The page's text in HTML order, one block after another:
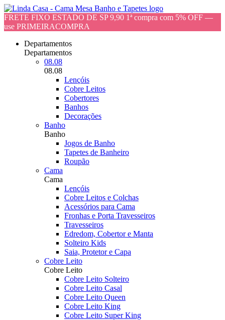
FRETE FIXO ESTADO DE SP 9,90 1ª compra com 5% OFF —
use PRIMEIRACOMPRA
Departamentos
Departamentos
08.08
08.08
Lençóis
Cobre Leitos
Cobertores
Banhos
Decorações
Banho
Banho
Jogos de Banho
Tapetes de Banheiro
Roupão
Cama
Cama
Lençóis
Cobre Leitos e Colchas
Acessórios para Cama
Fronhas e Porta Travesseiros
Travesseiros
Edredom, Cobertor e Manta
Solteiro Kids
Saia, Protetor e Capa
Cobre Leito
Cobre Leito
Cobre Leito Solteiro
Cobre Leito Casal
Cobre Leito Queen
Cobre Leito King
Cobre Leito Super King